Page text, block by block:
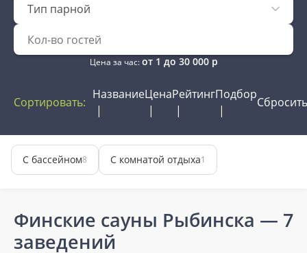
Тип парной
Цена за час:от 1 до 30 000р
Сортировать:
НазваниеЦенаРейтингПодбор
Сбросить
С бассейном8 С комнатой отдыха1
Финские сауны Рыбинска — 7
заведений